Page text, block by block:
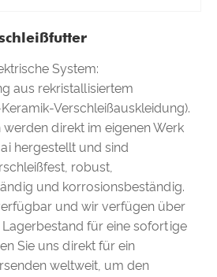
System:
aus rekristallisiertem
Verschleißauskleidung).
werden direkt im eigenen Werk
hergestellt und sind
robust,
und korrosionsbeständig.
und wir verfügen über
für eine sofortige
Sie uns direkt für ein
weltweit, um den